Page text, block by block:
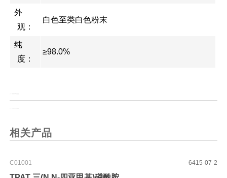
外
观：
白色至类白色粉末
纯
度：
≥98.0%
相关产品
C01001 6415-07-2